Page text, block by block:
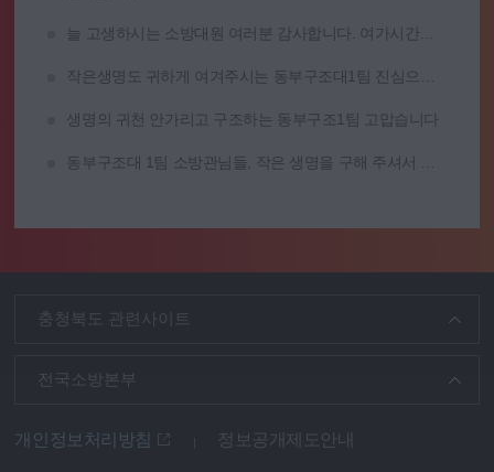
늘 고생하시는 소방대원 여러분 감사합니다. 여가시간에 즐겁게 체력단련도 할 수 있는 곳 소개합니다.
작은생명도 귀하게 여겨주시는 동부구조대1팀 진심으로 감사드립니다
생명의 귀천 안가리고 구조하는 동부구조1팀 고맙습니다
동부구조대 1팀 소방관님들, 작은 생명을 구해 주셔서 진심으로 감사합니다.
충청북도 관련사이트
전국소방본부
개인정보처리방침 정보공개제도안내